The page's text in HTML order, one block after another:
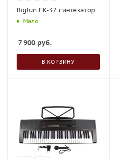
Bigfun EK-37 синтезатор
Мало
7 900 руб.
В КОРЗИНУ